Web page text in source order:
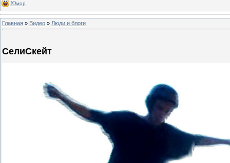
Юмор
Главная » Видео » Люди и блоги
СелиСкейт